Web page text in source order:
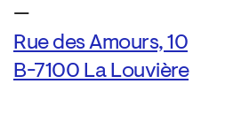
—
Rue des Amours, 10
B-7100 La Louvière